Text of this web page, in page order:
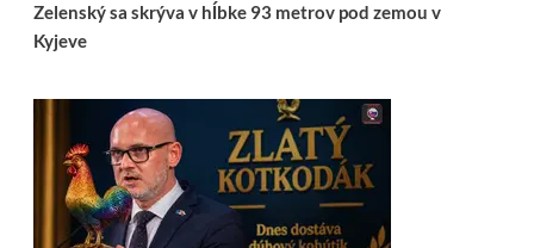
Zelenský sa skrýva v hĺbke 93 metrov pod zemou v
Kyjeve